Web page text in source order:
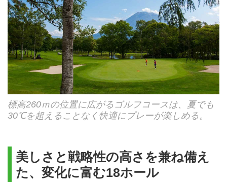
標高260ｍの位置に広がるゴルフコースは、夏でも
30℃を超えることなく快適にプレーが楽しめる。
美しさと戦略性の高さを兼ね備え
た、変化に富む18ホール